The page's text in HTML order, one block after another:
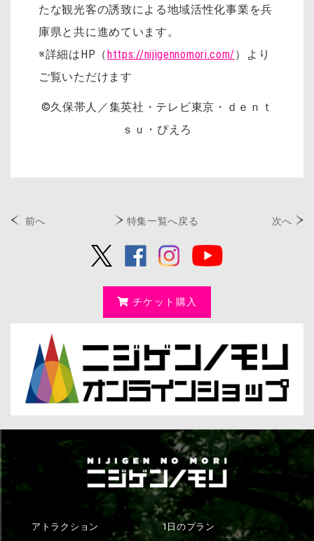
たな観光客の誘致による地域活性化事業を兵
庫県と共に進めています。
※詳細はHP（https://nijigennomori.com/）より
ご覧いただけます
©久保帯人／集英社・テレビ東京・ｄｅｎｔ
ｓｕ・ぴえろ
前へ 特集一覧へ戻る 次へ
チケット購入
アトラクション 1日のプラン